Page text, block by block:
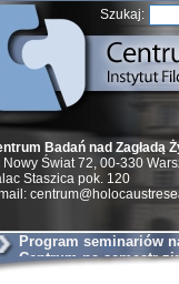
Szukaj:
Badań nad Zagładą
Nowy Świat 72, 00-330
Staszica pok. 120
Program seminariów
Centrum na semestr